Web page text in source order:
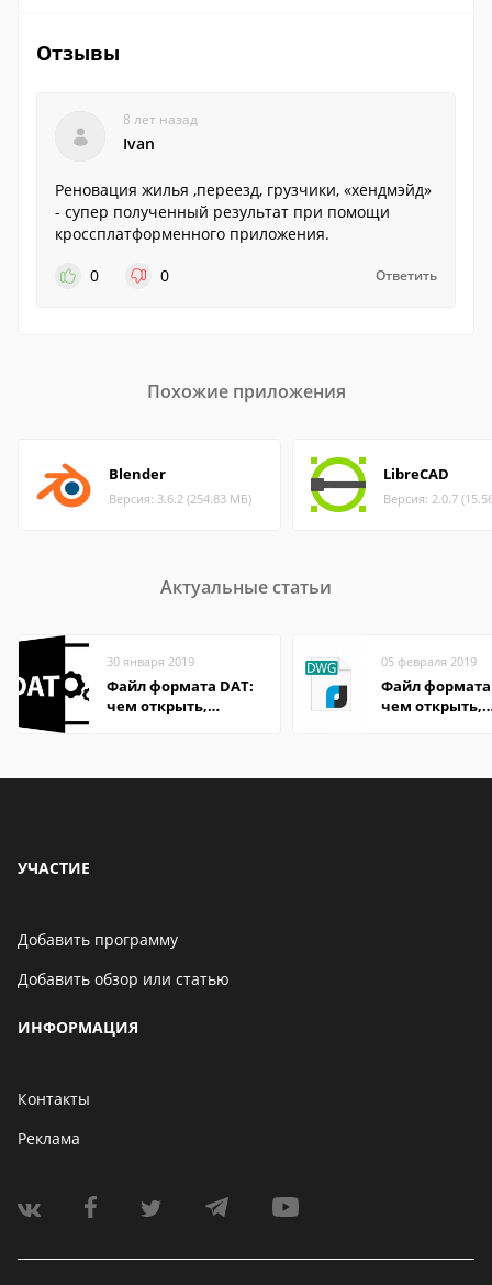
Отзывы
8 лет назад
Ivan
Реновация жилья ,переезд, грузчики, «хендмэйд»
- супер полученный результат при помощи
кроссплатформенного приложения.
0
0 Ответить
Похожие приложения
Blender
Версия: 3.6.2 (254.83 МБ)
LibreCAD
Версия: 2.0.7
Актуальные статьи
30 января 2019
Файл формата DAT:
чем открыть,
05 февраля 2019
Файл формата
чем открыть,
УЧАСТИЕ
Добавить программу
Добавить обзор или статью
ИНФОРМАЦИЯ
Контакты
Реклама